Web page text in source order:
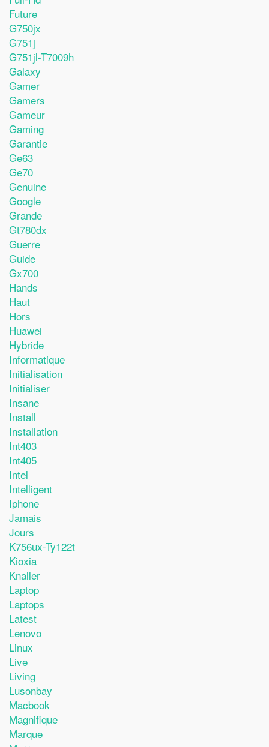
Future
G750jx
G751j
G751jl-T7009h
Galaxy
Gamer
Gamers
Gameur
Gaming
Garantie
Ge63
Ge70
Genuine
Google
Grande
Gt780dx
Guerre
Guide
Gx700
Hands
Haut
Hors
Huawei
Hybride
Informatique
Initialisation
Initialiser
Insane
Install
Installation
Int403
Int405
Intel
Intelligent
Iphone
Jamais
Jours
K756ux-Ty122t
Kioxia
Knaller
Laptop
Laptops
Latest
Lenovo
Linux
Live
Living
Lusonbay
Macbook
Magnifique
Marque